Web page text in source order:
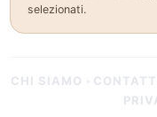
selezionati.
CHI SIAMO